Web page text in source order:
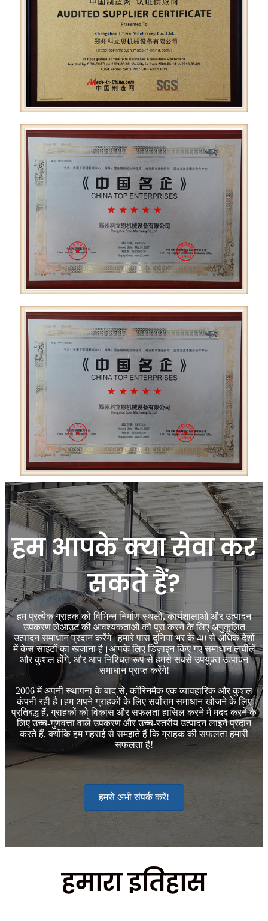
हम आपके क्या सेवा कर
सकते हैं?
हम प्रत्येक ग्राहक को विभिन्न निर्माण स्थलों, कार्यशालाओं और उत्पादन
उपकरण लेआउट की आवश्यकताओं को पूरा करने के लिए अनुकूलित
उत्पादन समाधान प्रदान करेंगे।हमारे पास दुनिया भर के 40 से अधिक देशों
में केस साइटों का खजाना है।आपके लिए डिज़ाइन किए गए समाधान लचीले
और कुशल होंगे, और आप निश्चित रूप से हमसे सबसे उपयुक्त उत्पादन
समाधान प्राप्त करेंगे!
2006 में अपनी स्थापना के बाद से, कॉरिनमैक एक व्यावहारिक और कुशल
कंपनी रही है।हम अपने ग्राहकों के लिए सर्वोत्तम समाधान खोजने के लिए
प्रतिबद्ध हैं, ग्राहकों को विकास और सफलता हासिल करने में मदद करने के
लिए उच्च-गुणवत्ता वाले उपकरण और उच्च-स्तरीय उत्पादन लाइनें प्रदान
करते हैं, क्योंकि हम गहराई से समझते हैं कि ग्राहक की सफलता हमारी
सफलता है!
हमसे अभी संपर्क करें!
हमारा इतिहास